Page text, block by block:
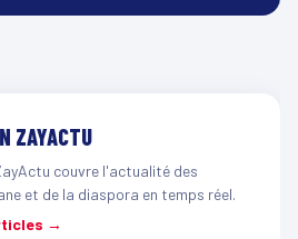
ZAYACTU
couvre l'actualité des
et de la diaspora en temps réel.
→